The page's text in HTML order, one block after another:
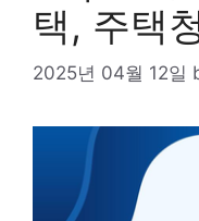
택, 주택
2025년 04월 12일